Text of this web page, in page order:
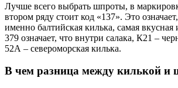
Лучше всего выбрать шпроты, в
втором ряду стоит код «137». Это
именно балтийская килька, самая
379 означает, что внутри салака, К21 –
52А – североморская килька.
В чем разница между килькой и